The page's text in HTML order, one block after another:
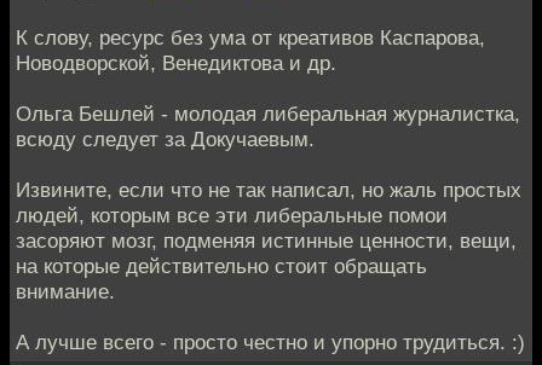
К слову, ресурс без ума от креативов Каспарова,
Новодворской, Венедиктова и др.
Ольга Бешлей - молодая либеральная журналистка,
всюду следует за Докучаевым.
Извините, если что не так написал, но жаль простых
людей, которым все эти либеральные помои
засоряют мозг, подменяя истинные ценности, вещи,
на которые действительно стоит обращать
внимание.
А лучше всего - просто честно и упорно трудиться. :)